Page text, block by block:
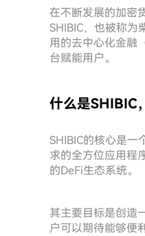
在不断发展的加密
SHIBIC，也被称为
用的去中心化金融
台赋能用户。
什么是SHIBIC
SHIBIC的核心是
求的全方位应用程
的DeFi生态系统。
其主要目标是创造
户可以期待能够便